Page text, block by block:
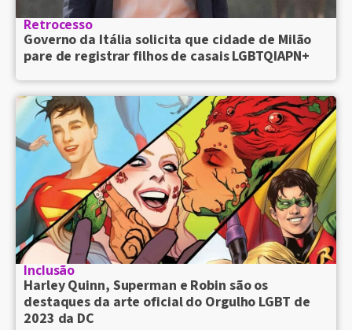
Retrocesso
Governo da Itália solicita que cidade de Milão
pare de registrar filhos de casais LGBTQIAPN+
Inclusão
Harley Quinn, Superman e Robin são os
destaques da arte oficial do Orgulho LGBT de
2023 da DC